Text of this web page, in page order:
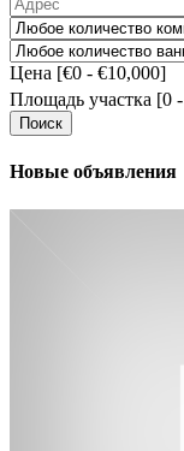
Цена [€0 - €10,000]
Площадь участка [0 -
Поиск
Новые объявления